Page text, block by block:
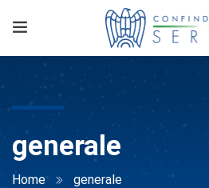
generale
Home generale